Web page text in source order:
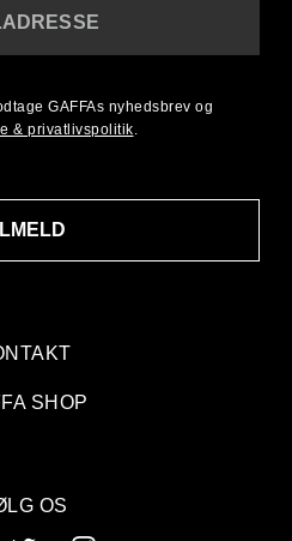
SHOP
GAFFAs nyhedsbrev og
& privatlivspolitik.
OS